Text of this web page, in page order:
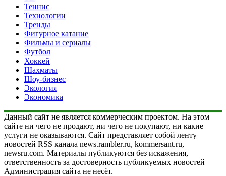
Теннис
Технологии
Тренды
Фигурное катание
Фильмы и сериалы
Футбол
Хоккей
Шахматы
Шоу-бизнес
Экология
Экономика
Данный сайт не является коммерческим проектом. На этом
сайте ни чего не продают, ни чего не покупают, ни какие
услуги не оказываются. Сайт представляет собой ленту
новостей RSS канала news.rambler.ru, kommersant.ru,
newsru.com. Материалы публикуются без искажения,
ответственность за достоверность публикуемых новостей
Администрация сайта не несёт.